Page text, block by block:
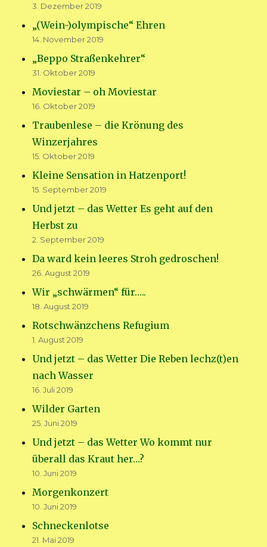
3. Dezember 2019
„(Wein-)olympische“ Ehren
14. November 2019
„Beppo Straßenkehrer“
31. Oktober 2019
Moviestar – oh Moviestar
16. Oktober 2019
Traubenlese – die Krönung des
Winzerjahres
15. Oktober 2019
Kleine Sensation in Hatzenport!
15. September 2019
Und jetzt – das Wetter Es geht auf den
Herbst zu
2. September 2019
Da ward kein leeres Stroh gedroschen!
26. August 2019
Wir „schwärmen“ für…..
18. August 2019
Rotschwänzchens Refugium
1. August 2019
Und jetzt – das Wetter Die Reben lechz(t)en
nach Wasser
16. Juli 2019
Wilder Garten
25. Juni 2019
Und jetzt – das Wetter Wo kommt nur
überall das Kraut her…?
10. Juni 2019
Morgenkonzert
10. Juni 2019
Schneckenlotse
21. Mai 2019